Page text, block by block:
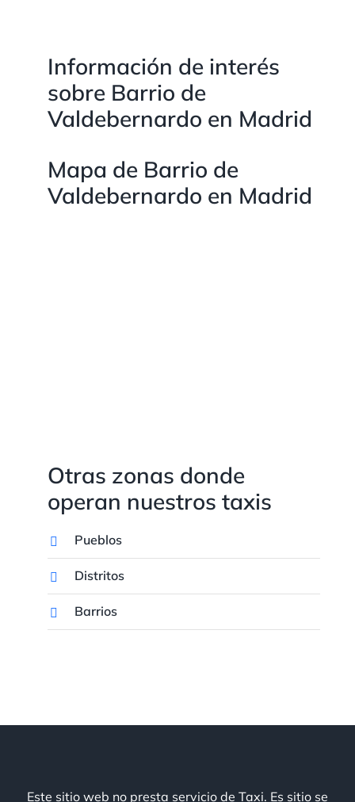
Información de interés
sobre Barrio de
Valdebernardo en Madrid
Mapa de Barrio de
Valdebernardo en Madrid
Otras zonas donde
operan nuestros taxis
Pueblos
Distritos
Barrios
Este sitio web no presta servicio de Taxi. Es sitio se